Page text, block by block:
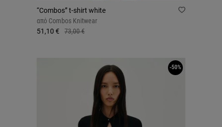
“Combos” t-shirt white
από Combos Knitwear
51,10 €
73,00 €
-50%